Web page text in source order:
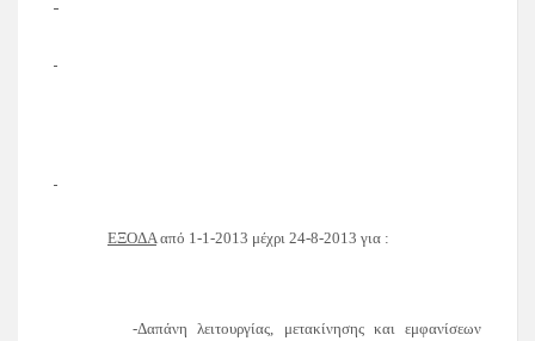
ΕΞΟΔΑαπό 1-1-2013 μέχρι 24-8-2013 για :
-Δαπάνη λειτουργίας, μετακίνησης και εμφανίσεων